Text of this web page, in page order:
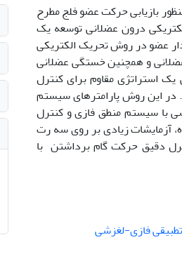
بازیابی حرکت عضو فلج مطرح
درون عضلانی توسعه یک
عضو در روش تحریک الکتریکی
و همچنین خستگی عضلانی
استراتژی مقاوم برای کنترل
این روش پارامتر‌های سیستم
با سیستم منطق فازی و کنترل
آزمایشات زیادی بر روی سه رت
دقیق حرکت گام برداشتن با
فازی-لغزشی